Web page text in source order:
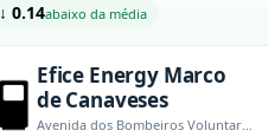
↓ 0.14abaixo da média
Efice Energy Marco
de Canaveses
Avenida dos Bombeiros Voluntarios de Marco de Canaveses